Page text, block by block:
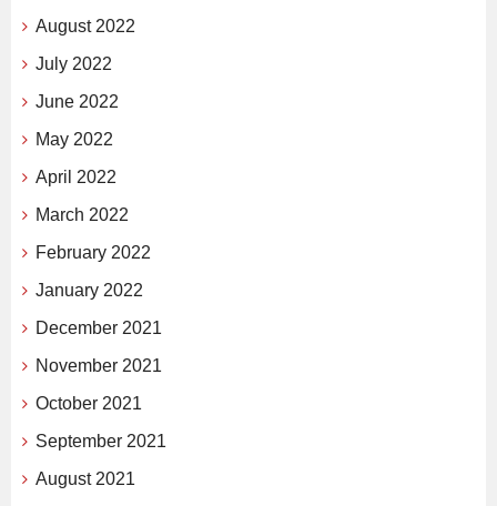
August 2022
July 2022
June 2022
May 2022
April 2022
March 2022
February 2022
January 2022
December 2021
November 2021
October 2021
September 2021
August 2021